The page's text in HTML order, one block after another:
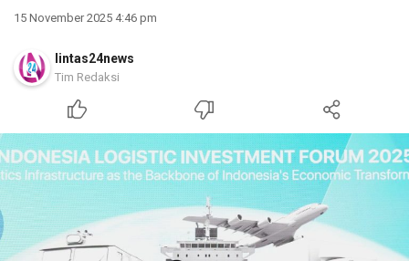
15 November 2025 4:46 pm
lintas24news
Tim Redaksi